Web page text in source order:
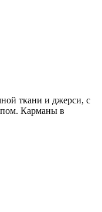
ткани и джерси, с
Карманы в